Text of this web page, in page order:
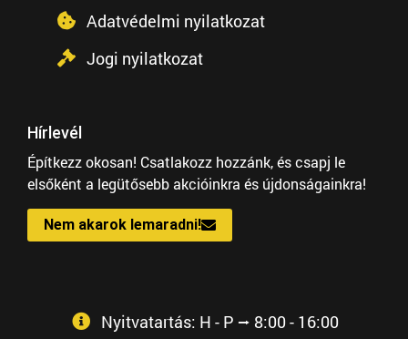
Adatvédelmi nyilatkozat
Jogi nyilatkozat
Hírlevél
Építkezz okosan! Csatlakozz hozzánk, és csapj le
elsőként a legütősebb akcióinkra és újdonságainkra!
Nem akarok lemaradni!
Nyitvatartás: H - P ⭢ 8:00 - 16:00